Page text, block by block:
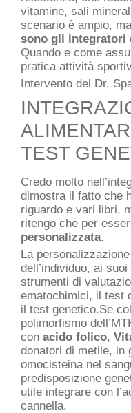
vitamine, sali
scenario è ampio,
sono gli integratori
Quando e come
pratica attività
Intervento del Dr.
TEST
Credo molto
dimostra il fatto che
riguardo e vari libri,
ritengo che per
personalizzata.
La
dell’individuo, ai suoi
strumenti di
ematochimici, il test
il test genetico.Se
polimorfismo
con acido folico,
donatori di metile, in
omocisteina nel
predisposizione
utile integrare con
cannella.